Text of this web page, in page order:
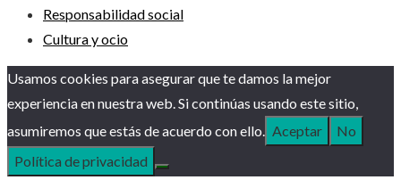
Responsabilidad social
Cultura y ocio
Usamos cookies para asegurar que te damos la mejor
experiencia en nuestra web. Si continúas usando este sitio,
asumiremos que estás de acuerdo con ello.
Aceptar
No
Política de privacidad